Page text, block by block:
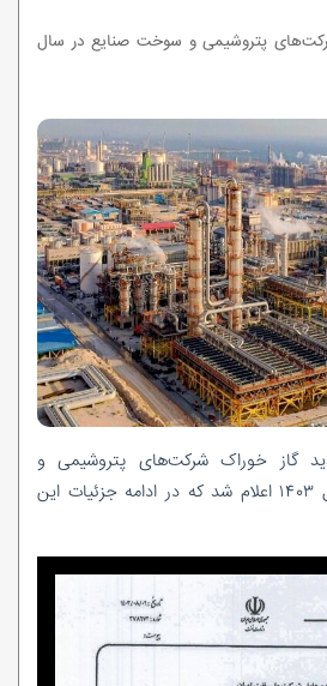
پتروشیمی و سوخت صنایع در سال
گاز خوراک شرکت‌های پتروشیمی و
سوخت صنایع در سال ۱۴۰۳ اعلام شد که در ادامه جزئیات این